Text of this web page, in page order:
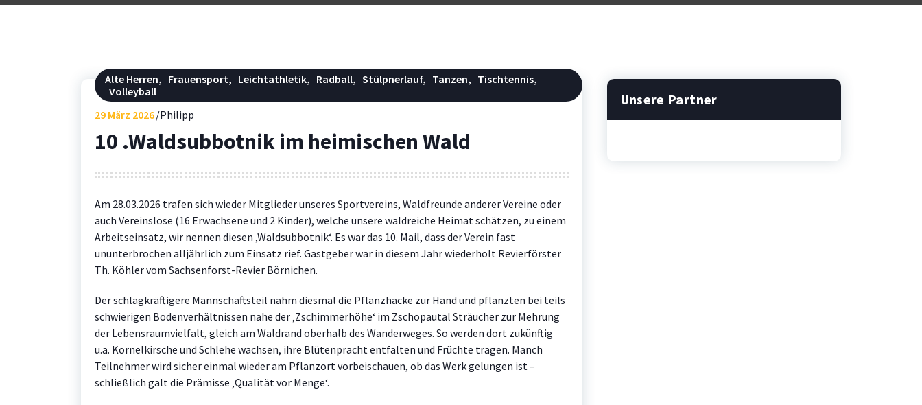
Alte Herren, Frauensport, Leichtathletik, Radball, Stülpnerlauf, Tanzen, Tischtennis,
Volleyball
29 März 2026 Philipp
10 .Waldsubbotnik im heimischen Wald
Am 28.03.2026 trafen sich wieder Mitglieder unseres Sportvereins, Waldfreunde anderer Vereine oder
auch Vereinslose (16 Erwachsene und 2 Kinder), welche unsere waldreiche Heimat schätzen, zu einem
Arbeitseinsatz, wir nennen diesen ‚Waldsubbotnik‘. Es war das 10. Mail, dass der Verein fast
ununterbrochen alljährlich zum Einsatz rief. Gastgeber war in diesem Jahr wiederholt Revierförster
Th. Köhler vom Sachsenforst-Revier Börnichen.
Der schlagkräftigere Mannschaftsteil nahm diesmal die Pflanzhacke zur Hand und pflanzten bei teils
schwierigen Bodenverhältnissen nahe der ‚Zschimmerhöhe‘ im Zschopautal Sträucher zur Mehrung
der Lebensraumvielfalt, gleich am Waldrand oberhalb des Wanderweges. So werden dort zukünftig
u.a. Kornelkirsche und Schlehe wachsen, ihre Blütenpracht entfalten und Früchte tragen. Manch
Teilnehmer wird sicher einmal wieder am Pflanzort vorbeischauen, ob das Werk gelungen ist –
schließlich galt die Prämisse ‚Qualität vor Menge‘.
Unsere Partner